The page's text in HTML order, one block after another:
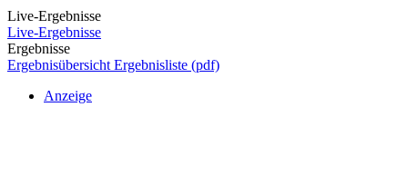
Live-Ergebnisse
Live-Ergebnisse
Ergebnisse
Ergebnisübersicht Ergebnisliste (pdf)
Anzeige